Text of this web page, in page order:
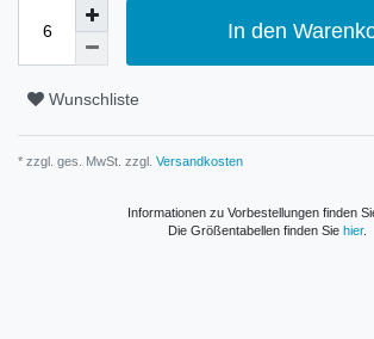
In den
Wunschliste
* zzgl. ges. MwSt. zzgl. Versandkosten
Informationen zu Vorbestellungen finden
Die Größentabellen finden Sie hier.